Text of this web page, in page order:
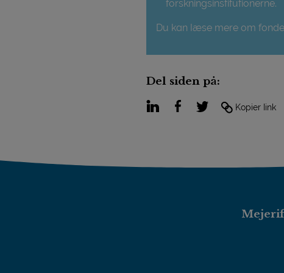
forskningsinstitutionerne.
Du kan læse mere om
Del siden på:
LinkedInFacebook
TwitterKopier link